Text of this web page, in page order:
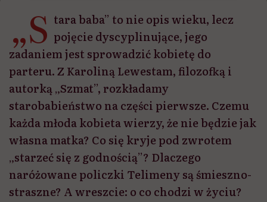
„S tara baba” to nie opis wieku, lecz
pojęcie dyscyplinujące, jego
zadaniem jest sprowadzić kobietę do
parteru. Z Karoliną Lewestam, filozofką i
autorką „Szmat”, rozkładamy
starobabieństwo na części pierwsze. Czemu
każda młoda kobieta wierzy, że nie będzie jak
własna matka? Co się kryje pod zwrotem
„starzeć się z godnością”? Dlaczego
naróżowane policzki Telimeny są śmieszno-
straszne? A wreszcie: o co chodzi w życiu?